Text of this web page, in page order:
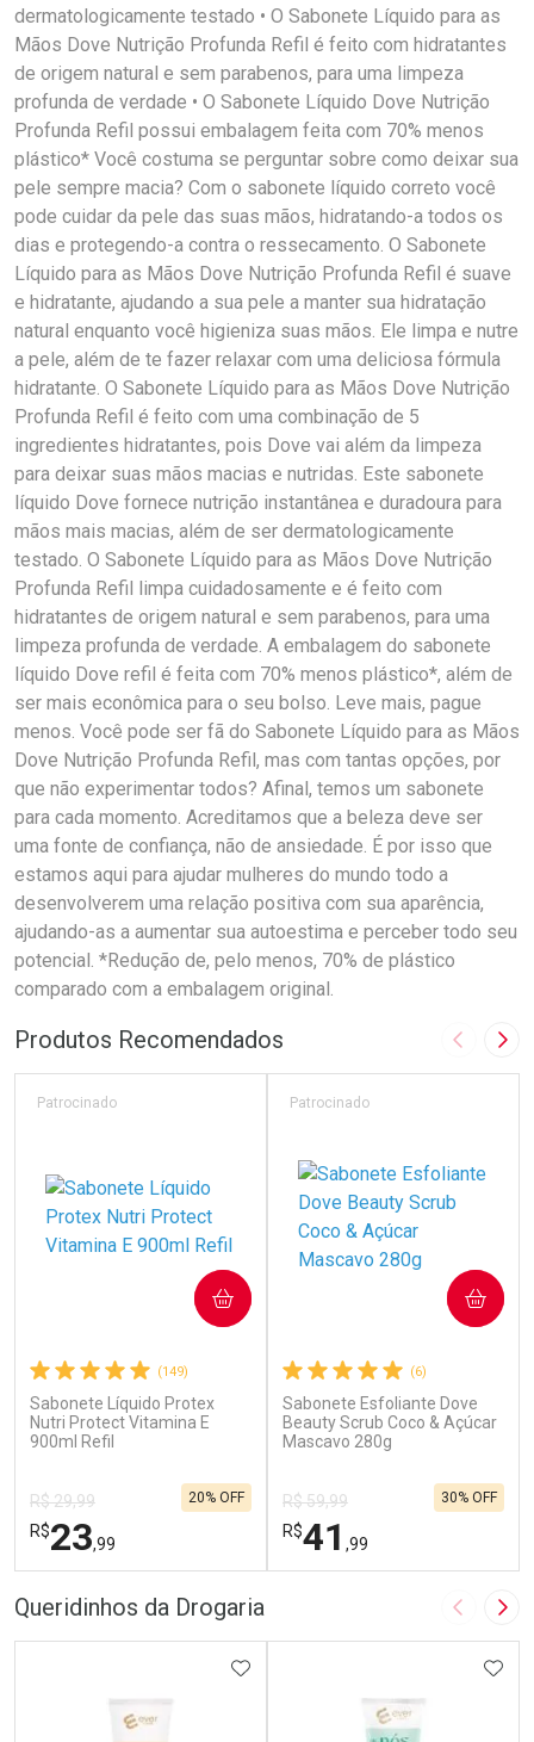
dermatologicamente testado • O Sabonete Líquido para as
Mãos Dove Nutrição Profunda Refil é feito com hidratantes
de origem natural e sem parabenos, para uma limpeza
profunda de verdade • O Sabonete Líquido Dove Nutrição
Profunda Refil possui embalagem feita com 70% menos
plástico* Você costuma se perguntar sobre como deixar sua
pele sempre macia? Com o sabonete líquido correto você
pode cuidar da pele das suas mãos, hidratando-a todos os
dias e protegendo-a contra o ressecamento. O Sabonete
Líquido para as Mãos Dove Nutrição Profunda Refil é suave
e hidratante, ajudando a sua pele a manter sua hidratação
natural enquanto você higieniza suas mãos. Ele limpa e nutre
a pele, além de te fazer relaxar com uma deliciosa fórmula
hidratante. O Sabonete Líquido para as Mãos Dove Nutrição
Profunda Refil é feito com uma combinação de 5
ingredientes hidratantes, pois Dove vai além da limpeza
para deixar suas mãos macias e nutridas. Este sabonete
líquido Dove fornece nutrição instantânea e duradoura para
mãos mais macias, além de ser dermatologicamente
testado. O Sabonete Líquido para as Mãos Dove Nutrição
Profunda Refil limpa cuidadosamente e é feito com
hidratantes de origem natural e sem parabenos, para uma
limpeza profunda de verdade. A embalagem do sabonete
líquido Dove refil é feita com 70% menos plástico*, além de
ser mais econômica para o seu bolso. Leve mais, pague
menos. Você pode ser fã do Sabonete Líquido para as Mãos
Dove Nutrição Profunda Refil, mas com tantas opções, por
que não experimentar todos? Afinal, temos um sabonete
para cada momento. Acreditamos que a beleza deve ser
uma fonte de confiança, não de ansiedade. É por isso que
estamos aqui para ajudar mulheres do mundo todo a
desenvolverem uma relação positiva com sua aparência,
ajudando-as a aumentar sua autoestima e perceber todo seu
potencial. *Redução de, pelo menos, 70% de plástico
comparado com a embalagem original.
Produtos Recomendados Imagem
(149)
Sabonete Líquido Protex
Nutri Protect Vitamina E
900ml Refil
Patrocinado
R$ 29,99
R$23,99
20% OFF
COMPRAR
(6)
Sabonete Esfoliante Dove
Beauty Scrub Coco & Açúcar
Mascavo 280g
Patrocinado
R$ 59,99
R$41 ,99
30% OFF
COMPRAR
Queridinhos da Drogaria Imagem
ADICIONAR AOS FAVORITOS